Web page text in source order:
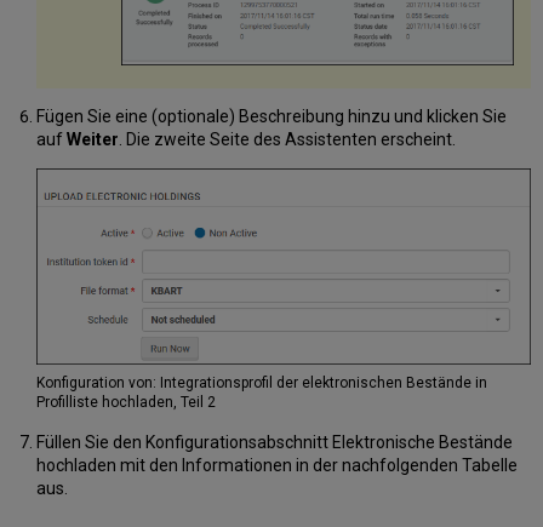
Fügen Sie eine (optionale) Beschreibung hinzu und klicken Sie
aufWeiter. Die zweite Seite des Assistenten erscheint.
Konfiguration von: Integrationsprofil der elektronischen Bestände in
Profilliste hochladen, Teil 2
Füllen Sie den Konfigurationsabschnitt Elektronische Bestände
hochladen mit den Informationen in der nachfolgenden Tabelle
aus.